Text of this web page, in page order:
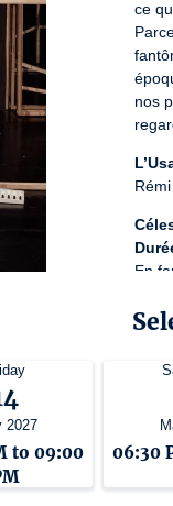
ce
nos
En
2027
to 09:00
06:30